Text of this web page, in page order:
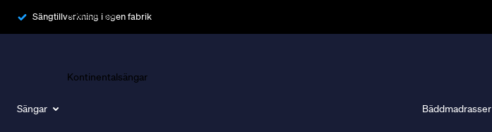
Sängtillverkning i egen fabrik
Sängar
Ramsängar
Kontinentalsängar
Bäddmadrasser